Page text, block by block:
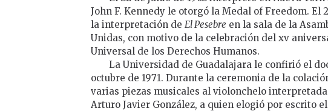
John F. Kennedy le otorgó la Medal of Freedom. El
la interpretación de El Pesebre en la sala de la
Unidas, con motivo de la celebración del xv
Universal de los Derechos Humanos.
La Universidad de Guadalajara le confirió el
octubre de 1971. Durante la ceremonia de la
varias piezas musicales al violonchelo
Arturo Javier González, a quien elogió por escrito